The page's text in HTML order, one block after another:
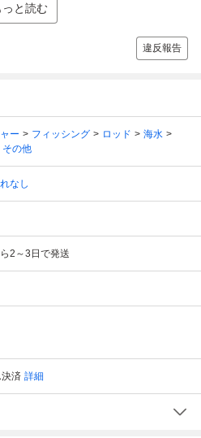
っと読む
違反報告
ー フィッシング ロッド
海水
その他
なし
2～3日で発送
済 詳細